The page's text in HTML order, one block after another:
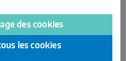
des cookies
les cookies